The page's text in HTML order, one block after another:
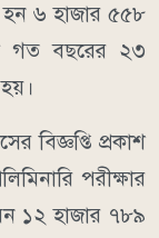
হন ৬ হাজার ৫৫৮
গত বছরের ২৩
বিজ্ঞপ্তি প্রকাশ
পরীক্ষার
১২ হাজার ৭৮৯